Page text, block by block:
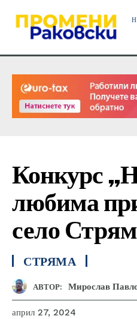
Конкурс
любима
село
СТРЯМА
АВТОР: Мирослав
април 27, 2024